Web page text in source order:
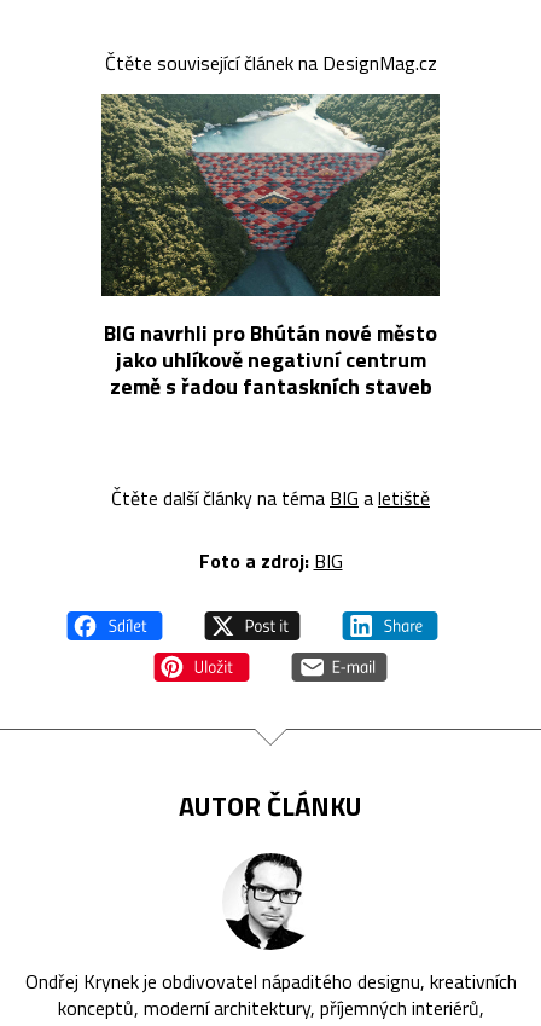
Čtěte související článek na DesignMag.cz
BIG navrhli pro Bhútán nové město
jako uhlíkově negativní centrum
země s řadou fantaskních staveb
Čtěte další články na téma BIG aletiště
Foto a zdroj: BIG
AUTOR ČLÁNKU
Ondřej Krynek je obdivovatel nápaditého designu, kreativních
konceptů, moderní architektury, příjemných interiérů,